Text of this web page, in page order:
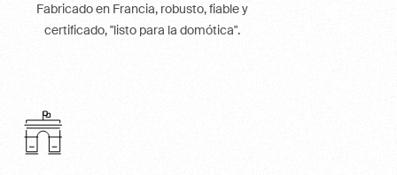
Fabricado en Francia, robusto, fiable y
certificado, "listo para la domótica".